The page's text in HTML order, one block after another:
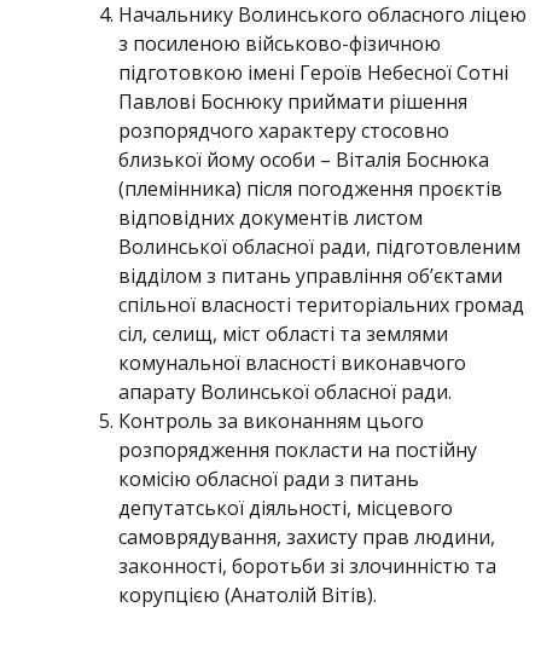
Начальнику Волинського обласного ліцею
з посиленою військово-фізичною
підготовкою імені Героїв Небесної Сотні
Павлові Боснюку приймати рішення
розпорядчого характеру стосовно
близької йому особи – Віталія Боснюка
(племінника) після погодження проєктів
відповідних документів листом
Волинської обласної ради, підготовленим
відділом з питань управління об’єктами
спільної власності територіальних громад
сіл, селищ, міст області та землями
комунальної власності виконавчого
апарату Волинської обласної ради.
Контроль за виконанням цього
розпорядження покласти на постійну
комісію обласної ради з питань
депутатської діяльності, місцевого
самоврядування, захисту прав людини,
законності, боротьби зі злочинністю та
корупцією (Анатолій Вітів).